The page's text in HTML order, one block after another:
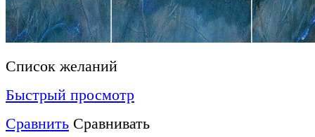
Список желаний
Быстрый просмотр
Сравнить Сравнивать